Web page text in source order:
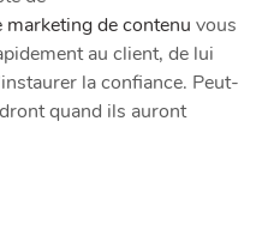
de contenu vous
au client, de lui
la confiance. Peut-
quand ils auront